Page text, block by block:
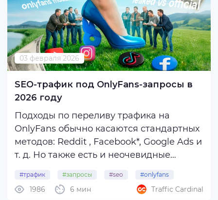
03 февраля 2026
SEO-трафик под OnlyFans-запросы в
2026 году
Подходы по переливу трафика на
OnlyFans обычно касаются стандартных
методов: Reddit , Facebook*, Google Ads и
т. д. Но также есть и неочевидные
который ценится благодаря высокому
конверту.
#трафик #запросы #seo #onlyfans
6 мин
1986 Traffic Cardinal